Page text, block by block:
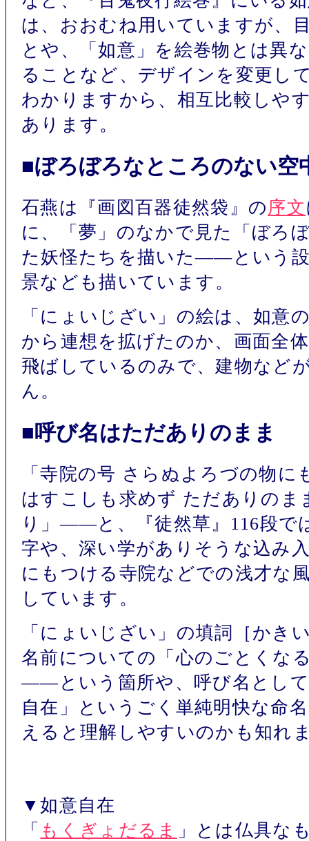
は、おおむね用いていますが、
とや、「如意」を絵巻物とは異
ることなど、デザインを変更し
わかりますから、相互比較しや
あります。
■ぼろぼろなところのない空
石燕は『画図百器徒然袋』の序文
に、「夢」のなかで見た「ぼろ
た妖怪たちを描いた――という
景なども描いています。
「にょいじざい」の絵は、如意
から連想を拡げたのか、画面全
飛ばしているのみで、建物など
ん。
■呼び名はただありのまま
「寺院の号 さらぬよろづの物
はすこしも求めず ただありのま
り」――と、『徒然草』116段で
字や、深い学がありそうな込み
にもつける寺院などでの浅才な
しています。
「にょいじざい」の填詞［かき
名前についての「心のごとくな
――という箇所や、呼び名とし
自在」というごく単純明快な命
えると理解しやすいのかも知れ
▼如意自在
「 もくぎょだるま
」とは仏具な